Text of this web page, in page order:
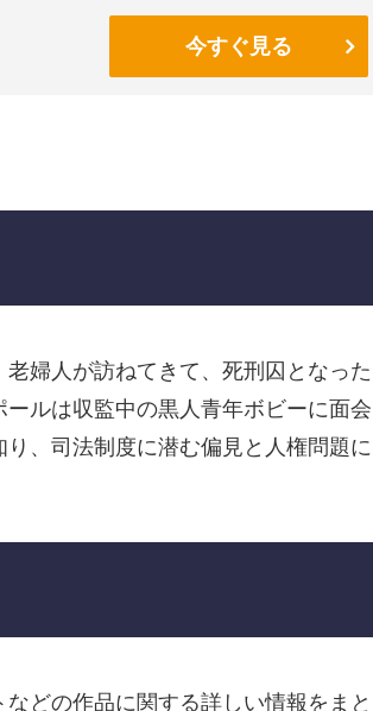
今すぐ見る
婦人が訪ねてきて、死刑囚となった
ルは収監中の黒人青年ボビーに面会
、司法制度に潜む偏見と人権問題に
どの作品に関する詳しい情報をまと